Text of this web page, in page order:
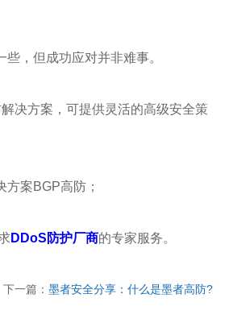
，但成功应对并非难事。
决方案，可提供灵活的高级安全策
案BGP高防；
DDoS防护厂商的专家服务。
下一篇： 墨者安全分享：什么是墨者高防?